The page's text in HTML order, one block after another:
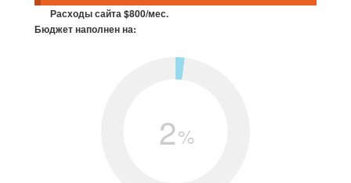
Расходы сайта $800/мес.
Бюджет наполнен на:
2%